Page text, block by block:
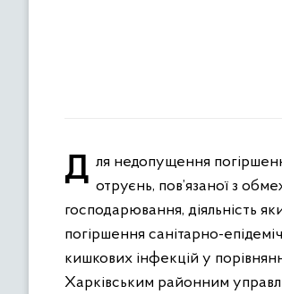
Для недопущення погіршення ситуації зі спалахами гострих кишкових інфекційних захворювань, харчових отруєнь, пов’язаної з
господарювання, діяльність
погіршення санітарно-
кишкових інфекцій у
Харківським районним